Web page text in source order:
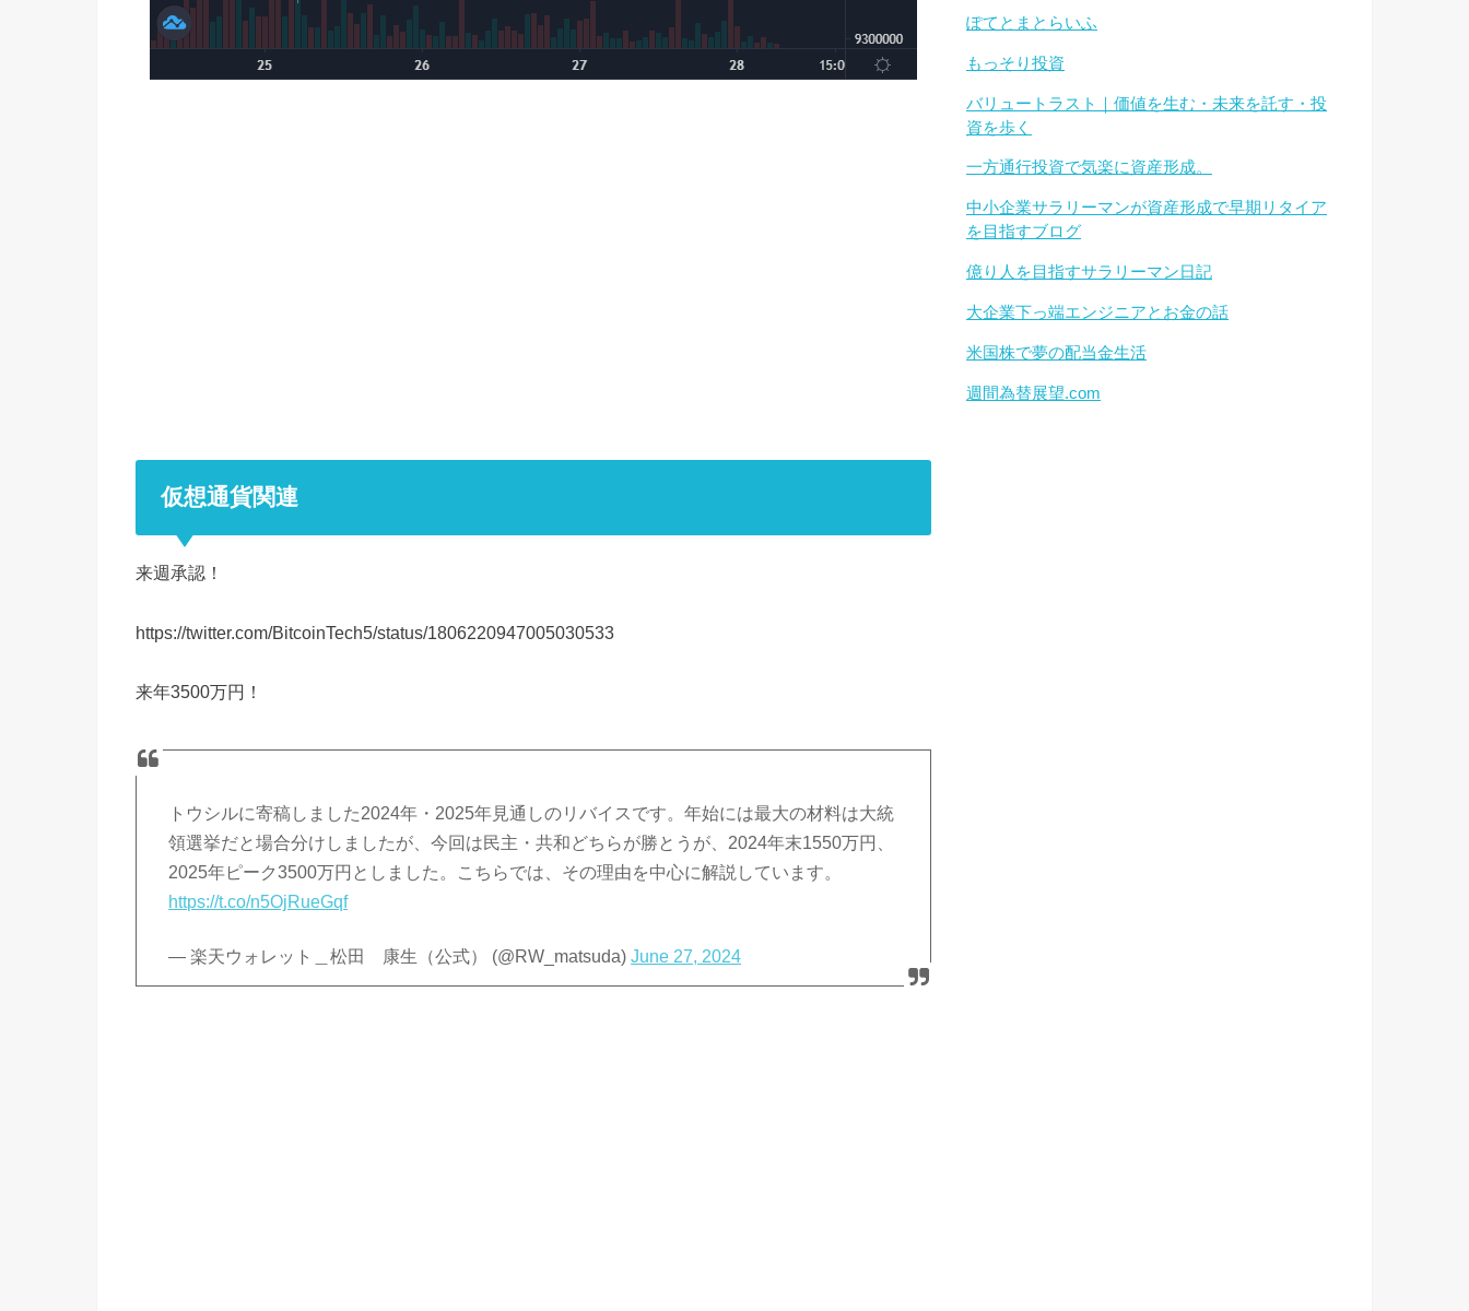
仮想通貨関連
来週承認！
https://twitter.com/BitcoinTech5/status/1806220947005030533
来年3500万円！
トウシルに寄稿しました2024年・2025年見通しのリバイスです。年始には最大の材料は大統
領選挙だと場合分けしましたが、今回は民主・共和どちらが勝とうが、2024年末1550万円、
2025年ピーク3500万円としました。こちらでは、その理由を中心に解説しています。
https://t.co/n5OjRueGqf
— 楽天ウォレット＿松田 康生（公式） (@RW_matsuda)June 27, 2024
ぽてとまとらいふ
もっそり投資
バリュートラスト｜価値を生む・未来を託す・投
資を歩く
一方通行投資で気楽に資産形成。
中小企業サラリーマンが資産形成で早期リタイア
を目指すブログ
億り人を目指すサラリーマン日記
大企業下っ端エンジニアとお金の話
米国株で夢の配当金生活
週間為替展望.com